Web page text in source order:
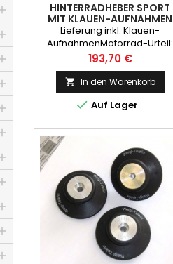
HINTERRADHEBER SPORT
MIT KLAUEN-AUFNAHMEN
Lieferung inkl. Klauen-
AufnahmenMotorrad-Urteil:
sehr gut2Räder-Urteil: sehr
gutMotorradfahrer
Empfehlung
Preis
193,70 €
 In den Warenkorb
 Auf Lager